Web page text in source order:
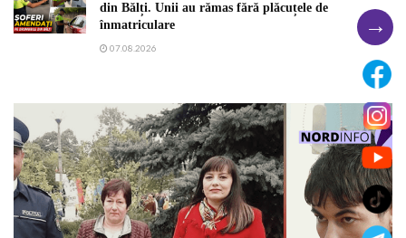
din Bălți. Unii au rămas fără plăcuțele de
înmatriculare
07.08.2026
→